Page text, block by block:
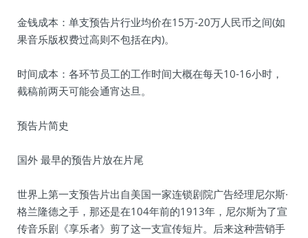
金钱成本：单支预告片行业均价在15万-20万人民币之间(如
果音乐版权费过高则不包括在内)。
时间成本：各环节员工的工作时间大概在每天10-16小时，
截稿前两天可能会通宵达旦。
预告片简史
国外 最早的预告片放在片尾
世界上第一支预告片出自美国一家连锁剧院广告经理尼尔斯·
格兰隆德之手，那还是在104年前的1913年，尼尔斯为了宣
传音乐剧《享乐者》剪了这一支宣传短片。后来这种营销手